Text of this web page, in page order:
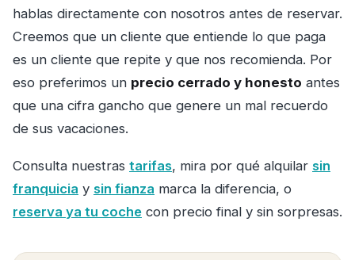
hablas directamente con nosotros antes de reservar.
Creemos que un cliente que entiende lo que paga
es un cliente que repite y que nos recomienda. Por
eso preferimos un precio cerrado y honesto antes
que una cifra gancho que genere un mal recuerdo
de sus vacaciones.
Consulta nuestras tarifas, mira por qué alquilar sin
franquicia y sin fianza marca la diferencia, o
reserva ya tu coche con precio final y sin sorpresas.